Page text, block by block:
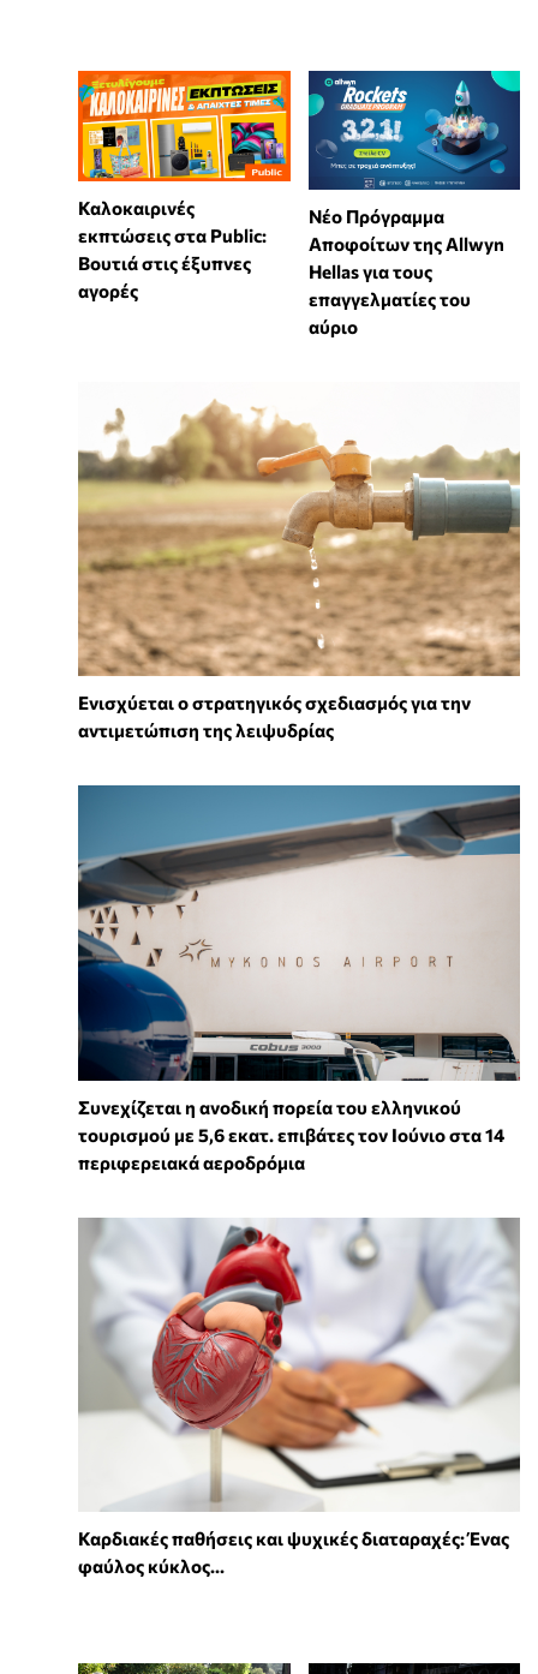
Καλοκαιρινές
εκπτώσεις στα Public:
Βουτιά στις έξυπνες
αγορές
Νέο Πρόγραμμα
Αποφοίτων της Allwyn
Hellas για τους
επαγγελματίες του
αύριο
Ενισχύεται ο στρατηγικός σχεδιασμός για την
αντιμετώπιση της λειψυδρίας
Συνεχίζεται η ανοδική πορεία του ελληνικού
τουρισμού με 5,6 εκατ. επιβάτες τον Ιούνιο στα 14
περιφερειακά αεροδρόμια
Καρδιακές παθήσεις και ψυχικές διαταραχές: Ένας
φαύλος κύκλος...